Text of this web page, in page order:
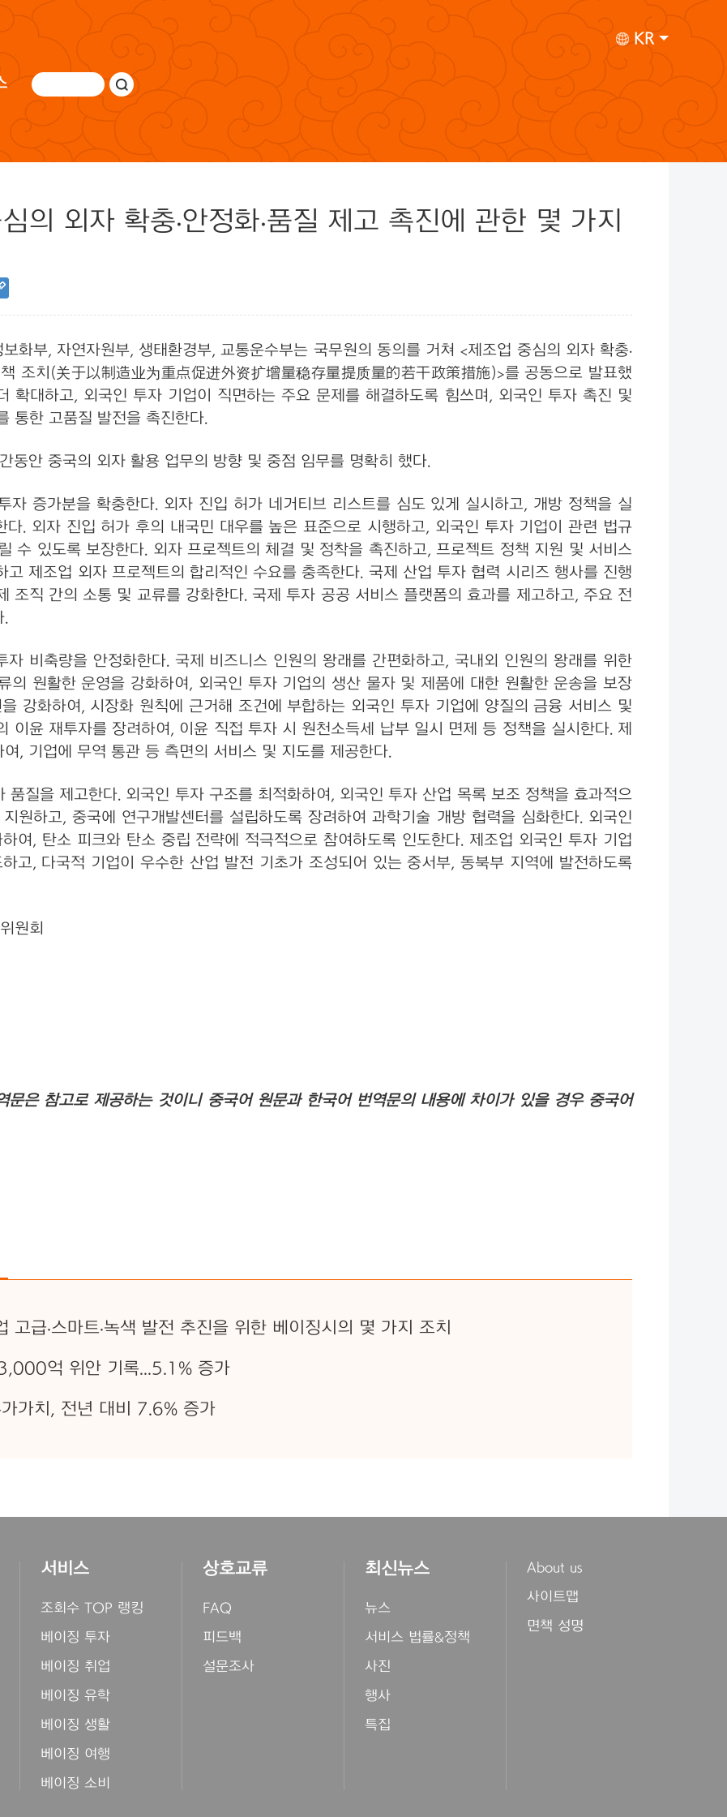
KR
의 외자 확충·안정화·품질 제고 촉진에 관한 몇 가지
화부, 자연자원부, 생태환경부, 교통운수부는 국무원의 동의를 거쳐 <제조업 중심의 외자 확충·
조치(关于以制造业为重点促进外资扩增量稳存量提质量的若干政策措施)>를 공동으로 발표했
확대하고, 외국인 투자 기업이 직면하는 주요 문제를 해결하도록 힘쓰며, 외국인 투자 촉진 및
통한 고품질 발전을 촉진한다.
동안 중국의 외자 활용 업무의 방향 및 중점 임무를 명확히 했다.
자 증가분을 확충한다. 외자 진입 허가 네거티브 리스트를 심도 있게 실시하고, 개방 정책을 실
. 외자 진입 허가 후의 내국민 대우를 높은 표준으로 시행하고, 외국인 투자 기업이 관련 법규
수 있도록 보장한다. 외자 프로젝트의 체결 및 정착을 촉진하고, 프로젝트 정책 지원 및 서비스
제조업 외자 프로젝트의 합리적인 수요를 충족한다. 국제 산업 투자 협력 시리즈 행사를 진행
조직 간의 소통 및 교류를 강화한다. 국제 투자 공공 서비스 플랫폼의 효과를 제고하고, 주요 전
.
비축량을 안정화한다. 국제 비즈니스 인원의 왕래를 간편화하고, 국내외 인원의 왕래를 위한
의 원활한 운영을 강화하여, 외국인 투자 기업의 생산 물자 및 제품에 대한 원활한 운송을 보장
강화하여, 시장화 원칙에 근거해 조건에 부합하는 외국인 투자 기업에 양질의 금융 서비스 및
이윤 재투자를 장려하여, 이윤 직접 투자 시 원천소득세 납부 일시 면제 등 정책을 실시한다. 제
, 기업에 무역 통관 등 측면의 서비스 및 지도를 제공한다.
품질을 제고한다. 외국인 투자 구조를 최적화하여, 외국인 투자 산업 목록 보조 정책을 효과적으
원하고, 중국에 연구개발센터를 설립하도록 장려하여 과학기술 개방 협력을 심화한다. 외국인
여, 탄소 피크와 탄소 중립 전략에 적극적으로 참여하도록 인도한다. 제조업 외국인 투자 기업
고, 다국적 기업이 우수한 산업 발전 기초가 조성되어 있는 중서부, 동북부 지역에 발전하도록
원회
문은 참고로 제공하는 것이니 중국어 원문과 한국어 번역문의 내용에 차이가 있을 경우 중국어
급·스마트·녹색 발전 추진을 위한 베이징시의 몇 가지 조치
억 위안 기록...5.1% 증가
가치, 전년 대비 7.6% 증가
서비스
조회수 TOP 랭킹
베이징 투자
베이징 취업
베이징 유학
베이징 생활
베이징 여행
베이징 소비
상호교류
FAQ
피드백
설문조사
최신뉴스
뉴스
서비스 법률&정책
사진
행사
특집
About us
사이트맵
면책 성명